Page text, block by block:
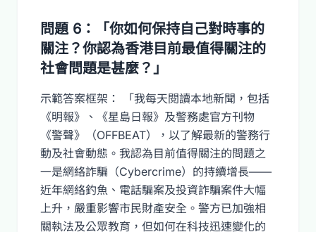
問題 6：「你如何保持自己對時事的
關注？你認為香港目前最值得關注的
社會問題是甚麼？」
示範答案框架： 「我每天閱讀本地新聞，包括
《明報》、《星島日報》及警務處官方刊物
《警聲》（OFFBEAT），以了解最新的警務行
動及社會動態。我認為目前值得關注的問題之
一是網絡詐騙（Cybercrime）的持續增長——
近年網絡釣魚、電話騙案及投資詐騙案件大幅
上升，嚴重影響市民財產安全。警方已加強相
關執法及公眾教育，但如何在科技迅速變化的